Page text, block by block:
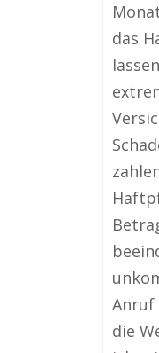
das
Anruf
die